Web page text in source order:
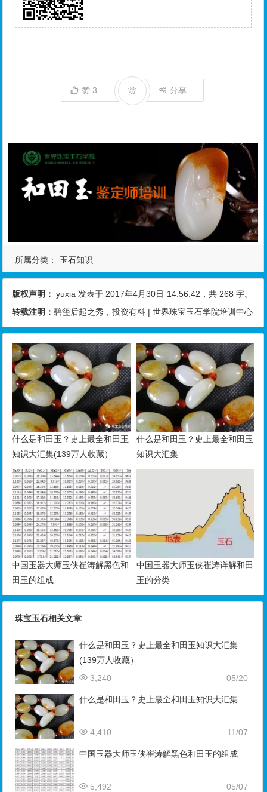
赞3 分享
赏
所属分类： 玉石知识
版权声明： yuxia 发表于 2017年4月30日 14:56:42 ，共 268 字。
转载注明：碧玺后起之秀，投资有料 | 世界珠宝玉石学院培训中心
什么是和田玉？史上最全和田玉
知识大汇集(139万人收藏）
什么是和田玉？史上最全和田玉
知识大汇集
中国玉器大师玉侠崔涛解黑色和
田玉的组成
中国玉器大师玉侠崔涛详解和田
玉的分类
珠宝玉石相关文章
什么是和田玉？史上最全和田玉知识大汇集
(139万人收藏）
05/20
3,240
什么是和田玉？史上最全和田玉知识大汇集
11/07
4,410
中国玉器大师玉侠崔涛解黑色和田玉的组成
05/07
5,492